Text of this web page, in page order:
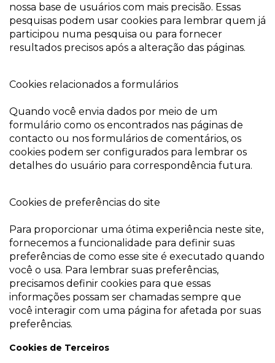
nossa base de usuários com mais precisão. Essas
pesquisas podem usar cookies para lembrar quem já
participou numa pesquisa ou para fornecer
resultados precisos após a alteração das páginas.
Cookies relacionados a formulários
Quando você envia dados por meio de um
formulário como os encontrados nas páginas de
contacto ou nos formulários de comentários, os
cookies podem ser configurados para lembrar os
detalhes do usuário para correspondência futura.
Cookies de preferências do site
Para proporcionar uma ótima experiência neste site,
fornecemos a funcionalidade para definir suas
preferências de como esse site é executado quando
você o usa. Para lembrar suas preferências,
precisamos definir cookies para que essas
informações possam ser chamadas sempre que
você interagir com uma página for afetada por suas
preferências.
Cookies de Terceiros